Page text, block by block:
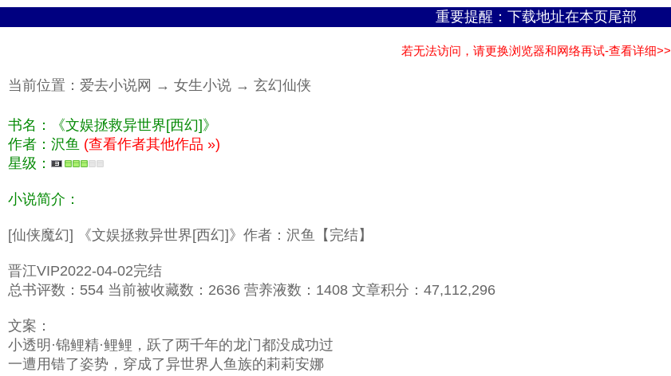
重要提醒：下载地址在本页尾部
若无法访问，请更换浏览器和网络再试-查看详细>>
当前位置： 爱去小说网 → 女生小说 → 玄幻仙侠
书名：《文娱拯救异世界[西幻]》
作者：沢鱼 (查看作者其他作品 »)
星级：
小说简介：
[仙侠魔幻] 《文娱拯救异世界[西幻]》作者：沢鱼【完结】
晋江VIP2022-04-02完结
总书评数：554 当前被收藏数：2636 营养液数：1408 文章积分：47,112,296
文案：
小透明·锦鲤精·鲤鲤，跃了两千年的龙门都没成功过
一遭用错了姿势，穿成了异世界人鱼族的莉莉安娜